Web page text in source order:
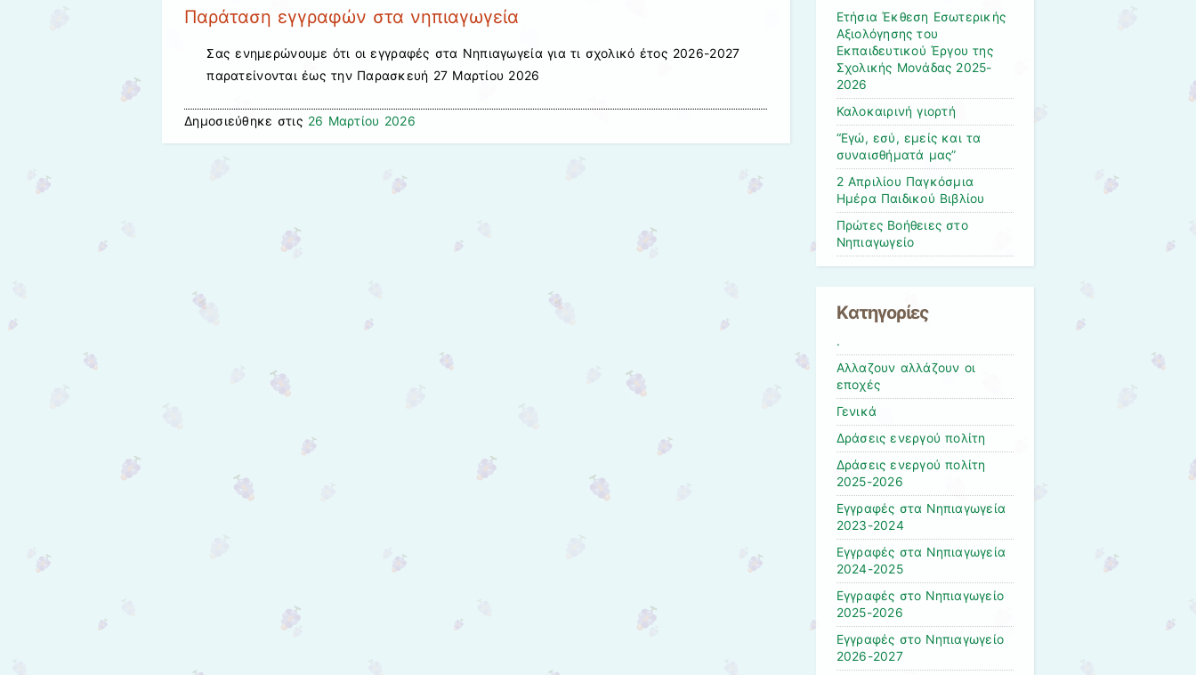
Παράταση εγγραφών στα νηπιαγωγεία
Σας ενημερώνουμε ότι οι εγγραφές στα Νηπιαγωγεία για τι σχολικό έτος 2026-2027
παρατείνονται έως την Παρασκευή 27 Μαρτίου 2026
Δημοσιεύθηκε στις 26 Μαρτίου 2026
Ετήσια Έκθεση Εσωτερικής
Αξιολόγησης του
Εκπαιδευτικού Έργου της
Σχολικής Μονάδας 2025-
2026
Καλοκαιρινή γιορτή
“Εγώ, εσύ, εμείς και τα
συναισθήματά μας”
2 Απριλίου Παγκόσμια
Ημέρα Παιδικού Βιβλίου
Πρώτες Βοήθειες στο
Νηπιαγωγείο
Kατηγορίες
.
Αλλαζουν αλλάζουν οι
εποχές
Γενικά
Δράσεις ενεργού πολίτη
Δράσεις ενεργού πολίτη
2025-2026
Εγγραφές στα Νηπιαγωγεία
2023-2024
Εγγραφές στα Νηπιαγωγεία
2024-2025
Εγγραφές στο Νηπιαγωγείο
2025-2026
Εγγραφές στο Νηπιαγωγείο
2026-2027